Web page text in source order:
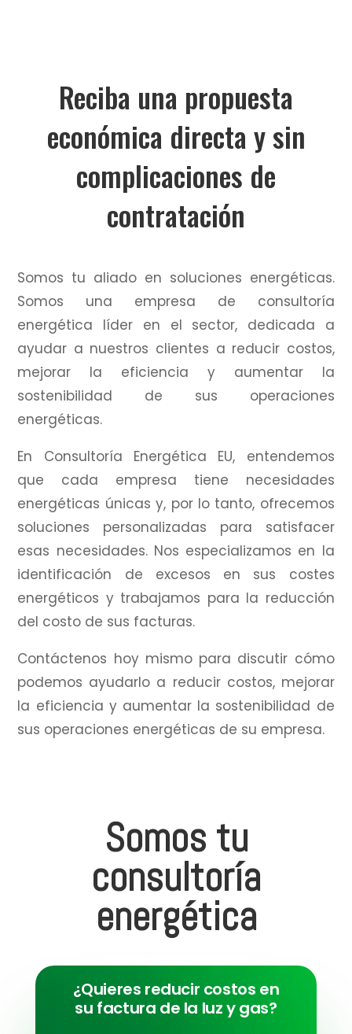
Reciba una propuesta
económica directa y sin
complicaciones de
contratación
Somos tu aliado en soluciones energéticas.
Somos una empresa de consultoría
energética líder en el sector, dedicada a
ayudar a nuestros clientes a reducir costos,
mejorar la eficiencia y aumentar la
sostenibilidad de sus operaciones
energéticas.
En Consultoría Energética EU, entendemos
que cada empresa tiene necesidades
energéticas únicas y, por lo tanto, ofrecemos
soluciones personalizadas para satisfacer
esas necesidades. Nos especializamos en la
identificación de excesos en sus costes
energéticos y trabajamos para la reducción
del costo de sus facturas.
Contáctenos hoy mismo para discutir cómo
podemos ayudarlo a reducir costos, mejorar
la eficiencia y aumentar la sostenibilidad de
sus operaciones energéticas de su empresa.
Somos tu
consultoría
energética
¿Quieres reducir costos en
su factura de la luz y gas?